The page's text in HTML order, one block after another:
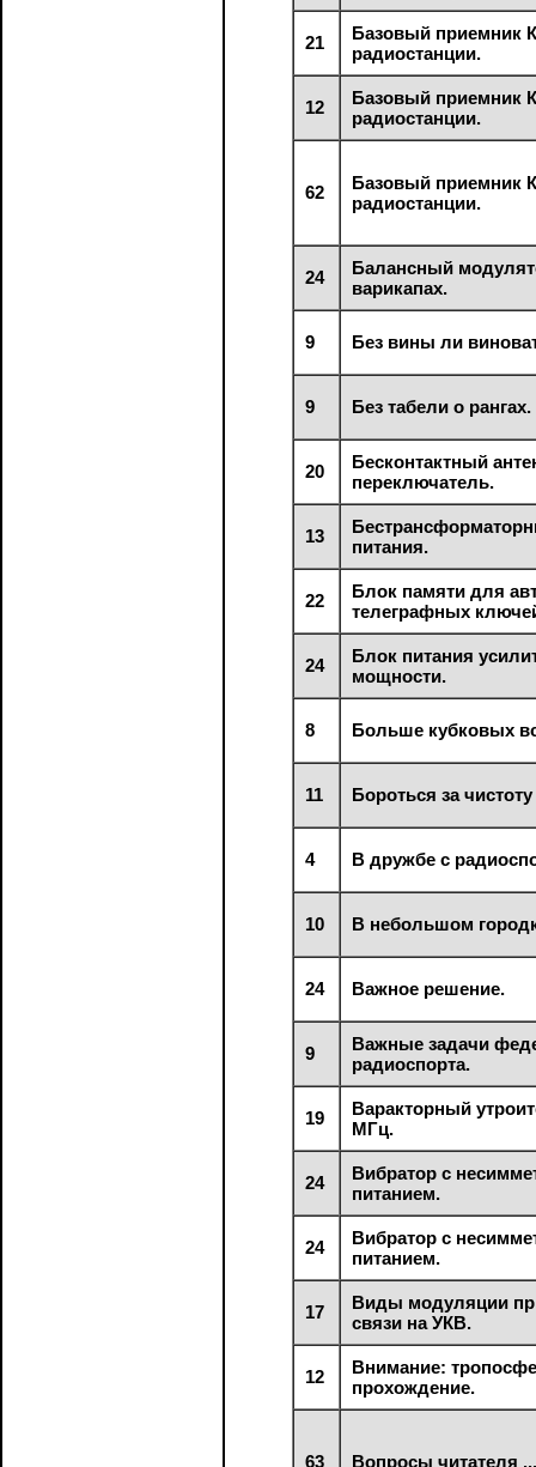
21
Базовый приемник
радиостанции.
12
Базовый приемник
радиостанции.
62
Базовый приемник
радиостанции.
24
Балансный
варикапах.
9 Без вины ли
9 Без табели о рангах.
20
Бесконтактный
переключатель.
13
питания.
22
Блок памяти для
телеграфных
24
Блок питания
мощности.
8 Больше кубковых
11 Бороться за
4 В дружбе с
10 В небольшом
24 Важное решение.
9
Важные задачи
радиоспорта.
19
Варакторный
МГц.
24
Вибратор с
питанием.
24
Вибратор с
питанием.
17
Виды модуляции
связи на УКВ.
12
Внимание:
прохождение.
63 Вопросы читателя